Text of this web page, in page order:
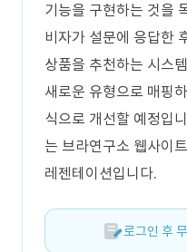
기능을 구현하는 것을
비자가 설문에 응답한
상품을 추천하는 시스
새로운 유형으로 매핑
식으로 개선할 예정입
는 브라연구소 웹사이
레젠테이션입니다.
로그인 후